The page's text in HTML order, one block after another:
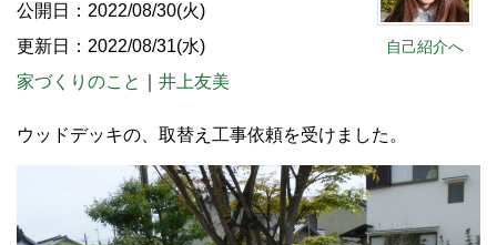
自己紹介へ
公開日：2022/08/30(火)
更新日：2022/08/31(水)
家づくりのこと
井上友美
ウッドデッキの、取替え工事依頼を受けました。